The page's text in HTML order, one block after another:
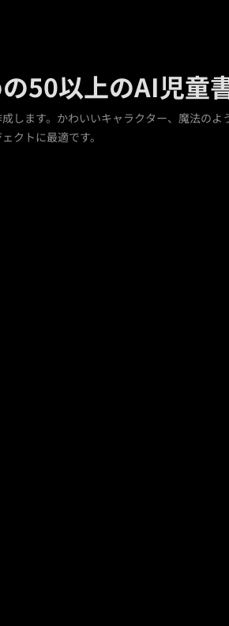
50以上のAI児童
します。かわいいキャラクター、魔法の
クトに最適です。